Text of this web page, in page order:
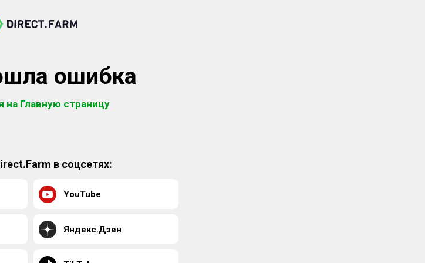
ошибка
на Главную страницу
в соцсетях:
YouTube
Яндекс.Дзен